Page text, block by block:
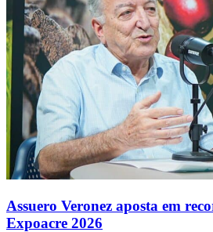
Assuero Veronez aposta em
Expoacre 2026